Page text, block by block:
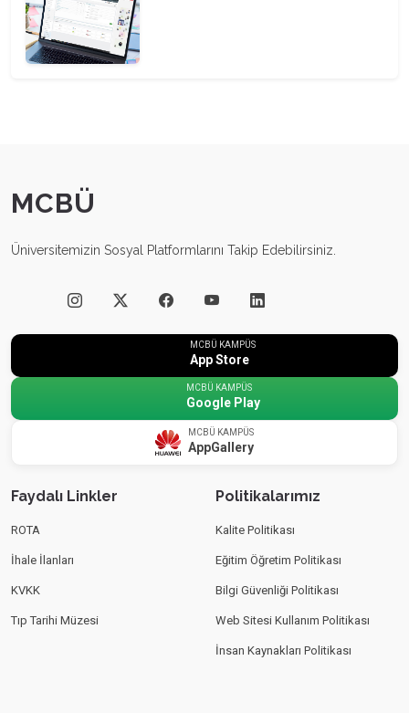
MCBÜ
Üniversitemizin Sosyal Platformlarını Takip Edebilirsiniz.
MCBÜ KAMPÜS
App Store
MCBÜ KAMPÜS
Google Play
MCBÜ KAMPÜS
AppGallery
Faydalı Linkler
ROTA
İhale İlanları
KVKK
Tıp Tarihi Müzesi
Politikalarımız
Kalite Politikası
Eğitim Öğretim Politikası
Bilgi Güvenliği Politikası
Web Sitesi Kullanım Politikası
İnsan Kaynakları Politikası